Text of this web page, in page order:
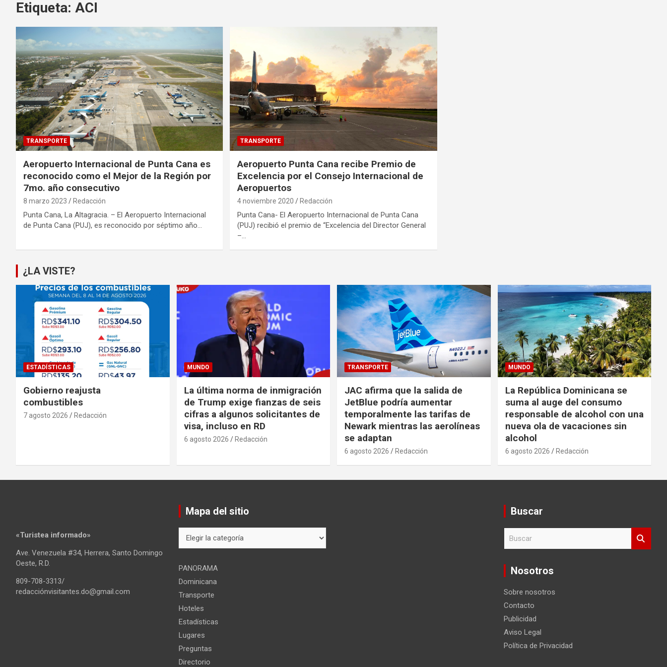
Etiqueta: ACI
TRANSPORTE
Aeropuerto Internacional de Punta Cana es
reconocido como el Mejor de la Región por
7mo. año consecutivo
8 marzo 2023 Redacción
Punta Cana, La Altagracia. – El Aeropuerto Internacional
de Punta Cana (PUJ), es reconocido por séptimo año…
TRANSPORTE
Aeropuerto Punta Cana recibe Premio de
Excelencia por el Consejo Internacional de
Aeropuertos
4 noviembre 2020 Redacción
Punta Cana- El Aeropuerto Internacional de Punta Cana
(PUJ) recibió el premio de “Excelencia del Director General
–…
¿LA VISTE?
ESTADÍSTICAS
Gobierno reajusta
combustibles
7 agosto 2026 Redacción
MUNDO
La última norma de inmigración
de Trump exige fianzas de seis
cifras a algunos solicitantes de
visa, incluso en RD
6 agosto 2026 Redacción
TRANSPORTE
JAC afirma que la salida de
JetBlue podría aumentar
temporalmente las tarifas de
Newark mientras las aerolíneas
se adaptan
6 agosto 2026 Redacción
MUNDO
La República Dominicana se
suma al auge del consumo
responsable de alcohol con una
nueva ola de vacaciones sin
alcohol
6 agosto 2026 Redacción
«Turistea informado»
Ave. Venezuela #34, Herrera, Santo Domingo
Oeste, R.D.
809-708-3313/
redacciónvisitantes.do@gmail.com
Mapa del sitio
del
PANORAMA
Dominicana
Transporte
Hoteles
Estadísticas
Lugares
Preguntas
Directorio
Buscar
c
Nosotros
Sobre nosotros
Contacto
Publicidad
Aviso Legal
Política de Privacidad